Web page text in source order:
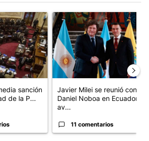
con el título "El Senado dio media
sanción
de la P...
Un artículo de tendencia con
Javier Milei se reunió con
Daniel Noboa en Ecuador y
av...
11 comentarios